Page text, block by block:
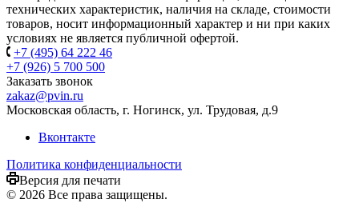
технических характеристик, наличия на складе, стоимости
товаров, носит информационный характер и ни при каких
условиях не является публичной офертой.
+7 (495) 64 222 46
+7 (926) 5 700 500
Заказать звонок
zakaz@pvin.ru
Московская область, г. Ногинск, ул. Трудовая, д.9
Вконтакте
Политика конфиденциальности
Версия для печати
© 2026 Все права защищены.